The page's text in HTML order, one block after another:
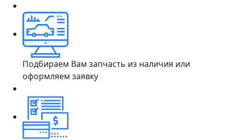
Подбираем Вам запчасть из наличия или
оформляем заявку